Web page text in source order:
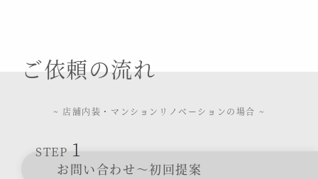
ご依頼の流れ
~ 店舗内装・マンションリノベーションの場合 ~
STEP 1
お問い合わせ～初回提案